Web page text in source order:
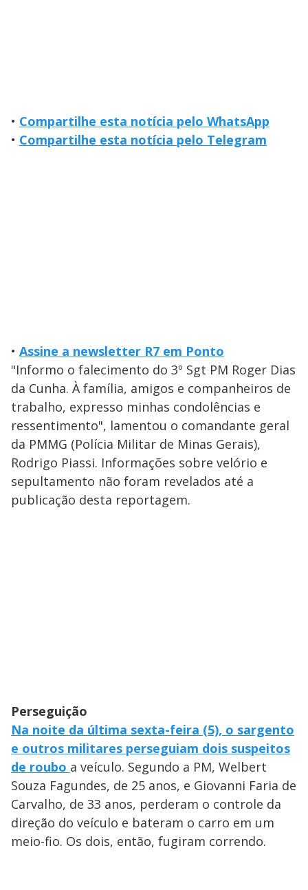
• Compartilhe esta notícia pelo WhatsApp
• Compartilhe esta notícia pelo Telegram
• Assine a newsletter R7 em Ponto
"Informo o falecimento do 3º Sgt PM Roger Dias
da Cunha. À família, amigos e companheiros de
trabalho, expresso minhas condolências e
ressentimento", lamentou o comandante geral
da PMMG (Polícia Militar de Minas Gerais),
Rodrigo Piassi. Informações sobre velório e
sepultamento não foram revelados até a
publicação desta reportagem.
Perseguição
Na noite da última sexta-feira (5), o sargento
e outros militares perseguiam dois suspeitos
de roubo a veículo. Segundo a PM, Welbert
Souza Fagundes, de 25 anos, e Giovanni Faria de
Carvalho, de 33 anos, perderam o controle da
direção do veículo e bateram o carro em um
meio-fio. Os dois, então, fugiram correndo.